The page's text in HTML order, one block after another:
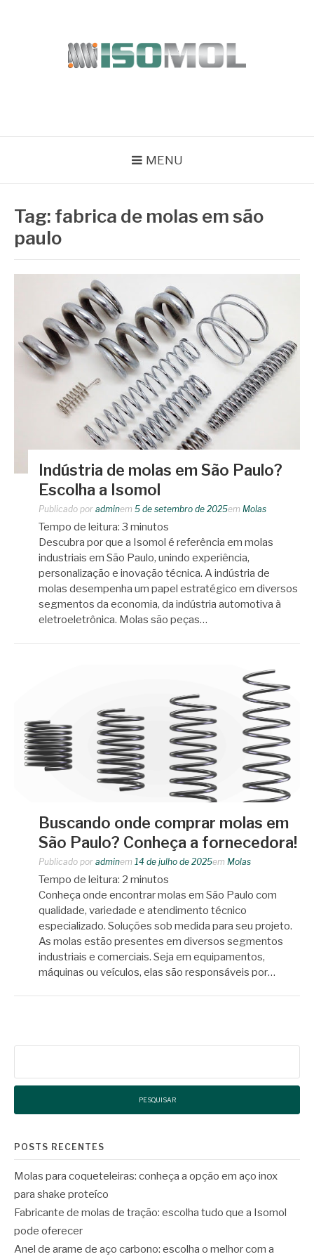
MENU
Tag: fabrica de molas em são
paulo
Indústria de molas em São Paulo?
Escolha a Isomol
Publicado por adminem 5 de setembro de 2025em Molas
Tempo de leitura: 3 minutos
Descubra por que a Isomol é referência em molas
industriais em São Paulo, unindo experiência,
personalização e inovação técnica. A indústria de
molas desempenha um papel estratégico em diversos
segmentos da economia, da indústria automotiva à
eletroeletrônica. Molas são peças…
Buscando onde comprar molas em
São Paulo? Conheça a fornecedora!
Publicado por adminem 14 de julho de 2025em Molas
Tempo de leitura: 2 minutos
Conheça onde encontrar molas em São Paulo com
qualidade, variedade e atendimento técnico
especializado. Soluções sob medida para seu projeto.
As molas estão presentes em diversos segmentos
industriais e comerciais. Seja em equipamentos,
máquinas ou veículos, elas são responsáveis por…
POSTS RECENTES
Molas para coqueteleiras: conheça a opção em aço inox
para shake proteíco
Fabricante de molas de tração: escolha tudo que a Isomol
pode oferecer
Anel de arame de aço carbono: escolha o melhor com a